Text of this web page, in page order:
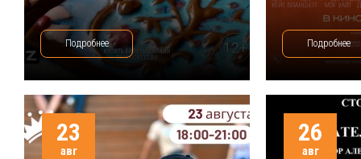
Подробнее Подробнее
23
авг
26
авг